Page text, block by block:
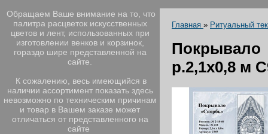
Обращаем Ваше внимание на то, что
палитра расцветок искусственных
цветов и лент, использованных при
изготовлении венков и корзинок,
гораздо шире представленной на
сайте.
К сожалению, весь имеющийся в
наличии ассортимент показать здесь
невозможно по техническим причинам
и товар в Вашем заказе может
отличаться от представленного на
сайте
Главная » Ритуальный
р.2,1х0,8 м